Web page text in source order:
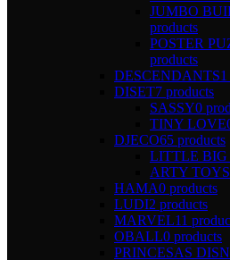
JUMBO
products
POSTER
products
DESCENDANTS
DISET7 products
SASSY0
TINY LOVE
DJECO65 products
LITTLE BIG
ARTY TOYS
HAMA0 products
LUDI2 products
MARVEL11
OBALL0 products
PRINCESAS